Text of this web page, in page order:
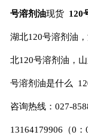
号溶剂油现货 120
湖北120号溶剂油
北120号溶剂油，
号溶剂油是什么
咨询热线： 027-
13164179906 （0 ：